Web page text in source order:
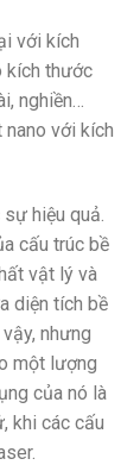
với kích
kích thước
nghiền…
với kích
hiệu quả.
cấu trúc bề
vật lý và
diện tích bề
nhưng
một lượng
của nó là
khi các cấu